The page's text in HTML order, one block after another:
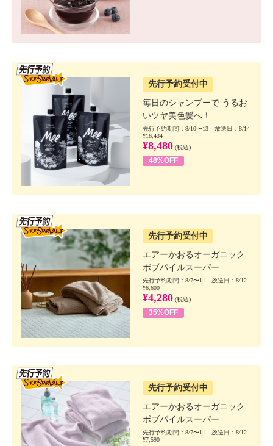
先行予約受付中
毎日のシャンプーで うるお
いツヤ美色髪へ！ ...
先行予約期間：8/10〜13 放送日：8/14
¥16,434
¥8,480 (税込)
48%OFF
先行予約受付中
エアーかおるオーガニック
ボブパイルスーパー...
先行予約期間：8/7〜11 放送日：8/12
¥6,600
¥4,280 (税込)
35%OFF
先行予約受付中
エアーかおるオーガニック
ボブパイルスーパー...
先行予約期間：8/7〜11 放送日：8/12
¥7,590